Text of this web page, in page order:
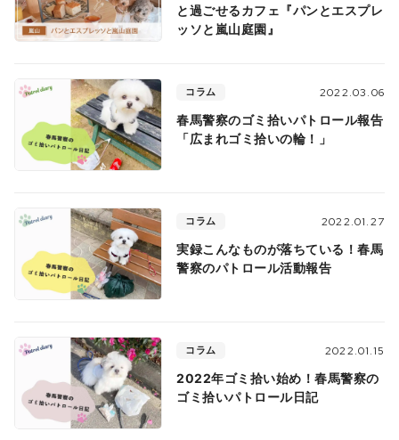
と過ごせるカフェ『パンとエスプレ
ッソと嵐山庭園』
コラム 2022.03.06
春馬警察のゴミ拾いパトロール報告
「広まれゴミ拾いの輪！」
コラム 2022.01.27
実録こんなものが落ちている！春馬
警察のパトロール活動報告
コラム 2022.01.15
2022年ゴミ拾い始め！春馬警察の
ゴミ拾いパトロール日記